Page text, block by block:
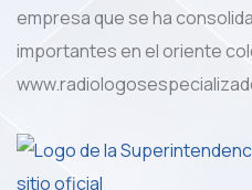
empresa que se ha
importantes en el oriente